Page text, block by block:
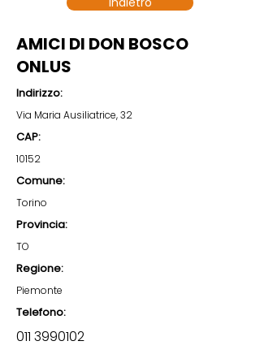
AMICI DI DON BOSCO
ONLUS
Indirizzo:
Via Maria Ausiliatrice, 32
CAP:
10152
Comune:
Torino
Provincia:
TO
Regione:
Piemonte
Telefono:
011 3990102